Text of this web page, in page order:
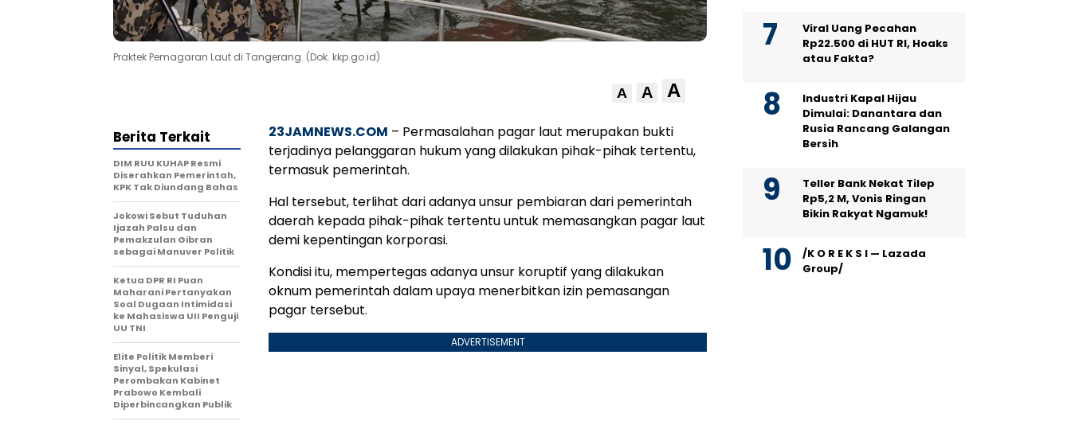
Praktek Pemagaran Laut di Tangerang. (Dok. kkp.go.id)
A A A
23JAMNEWS.COM – Permasalahan pagar laut merupakan bukti
terjadinya pelanggaran hukum yang dilakukan pihak-pihak tertentu,
termasuk pemerintah.
Hal tersebut, terlihat dari adanya unsur pembiaran dari pemerintah
daerah kepada pihak-pihak tertentu untuk memasangkan pagar laut
demi kepentingan korporasi.
Kondisi itu, mempertegas adanya unsur koruptif yang dilakukan
oknum pemerintah dalam upaya menerbitkan izin pemasangan
pagar tersebut.
ADVERTISEMENT
Berita Terkait
DIM RUU KUHAP Resmi
Diserahkan Pemerintah,
KPK Tak Diundang Bahas
Jokowi Sebut Tuduhan
Ijazah Palsu dan
Pemakzulan Gibran
sebagai Manuver Politik
Ketua DPR RI Puan
Maharani Pertanyakan
Soal Dugaan Intimidasi
ke Mahasiswa UII Penguji
UU TNI
Elite Politik Memberi
Sinyal, Spekulasi
Perombakan Kabinet
Prabowo Kembali
Diperbincangkan Publik
Viral Uang Pecahan
Rp22.500 di HUT RI, Hoaks
atau Fakta?
Industri Kapal Hijau
Dimulai: Danantara dan
Rusia Rancang Galangan
Bersih
Teller Bank Nekat Tilep
Rp5,2 M, Vonis Ringan
Bikin Rakyat Ngamuk!
/K O R E K S I — Lazada
Group/